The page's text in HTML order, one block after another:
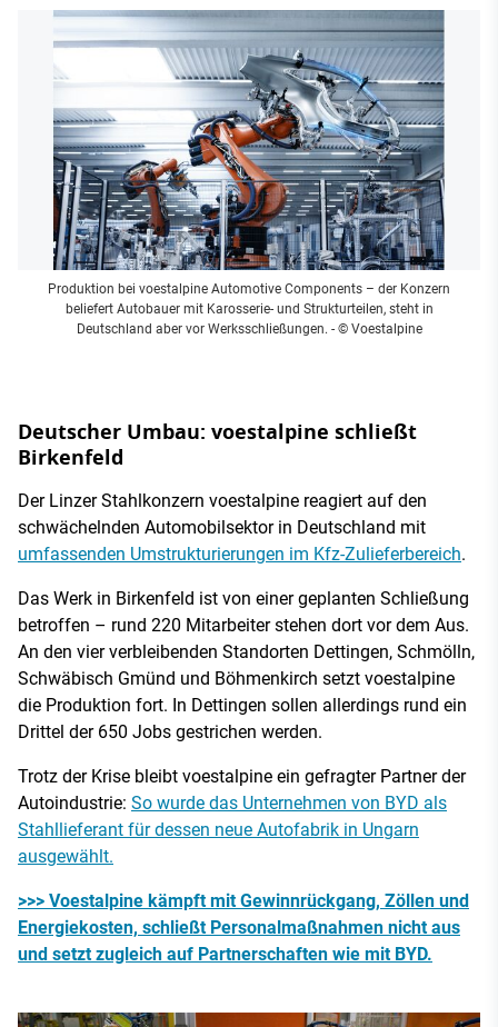
Produktion bei voestalpine Automotive Components – der Konzern
beliefert Autobauer mit Karosserie- und Strukturteilen, steht in
Deutschland aber vor Werksschließungen. - © Voestalpine
Deutscher Umbau: voestalpine schließt
Birkenfeld
Der Linzer Stahlkonzern voestalpine reagiert auf den
schwächelnden Automobilsektor in Deutschland mit
umfassenden Umstrukturierungen im Kfz-Zulieferbereich.
Das Werk in Birkenfeld ist von einer geplanten Schließung
betroffen – rund 220 Mitarbeiter stehen dort vor dem Aus.
An den vier verbleibenden Standorten Dettingen, Schmölln,
Schwäbisch Gmünd und Böhmenkirch setzt voestalpine
die Produktion fort. In Dettingen sollen allerdings rund ein
Drittel der 650 Jobs gestrichen werden.
Trotz der Krise bleibt voestalpine ein gefragter Partner der
Autoindustrie: So wurde das Unternehmen von BYD als
Stahllieferant für dessen neue Autofabrik in Ungarn
ausgewählt.
>>> Voestalpine kämpft mit Gewinnrückgang, Zöllen und
Energiekosten, schließt Personalmaßnahmen nicht aus
und setzt zugleich auf Partnerschaften wie mit BYD.